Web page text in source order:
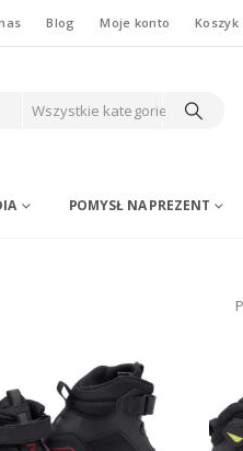
Blog Moje konto Koszyk
Wszystkie kategorie
POMYSŁ NA PREZENT